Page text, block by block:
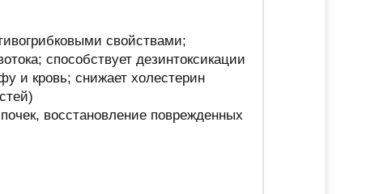
свойствами;
способствует дезинтоксикации
и кровь; снижает холестерин
восстановление поврежденных